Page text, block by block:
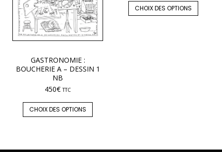
CHOIX DES OPTIONS
GASTRONOMIE :
BOUCHERIE A – DESSIN 1
NB
450€ TTC
CHOIX DES OPTIONS